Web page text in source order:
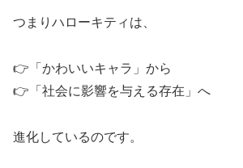
つまりハローキティは、
👉「かわいいキャラ」から
👉「社会に影響を与える存在」へ
進化しているのです。